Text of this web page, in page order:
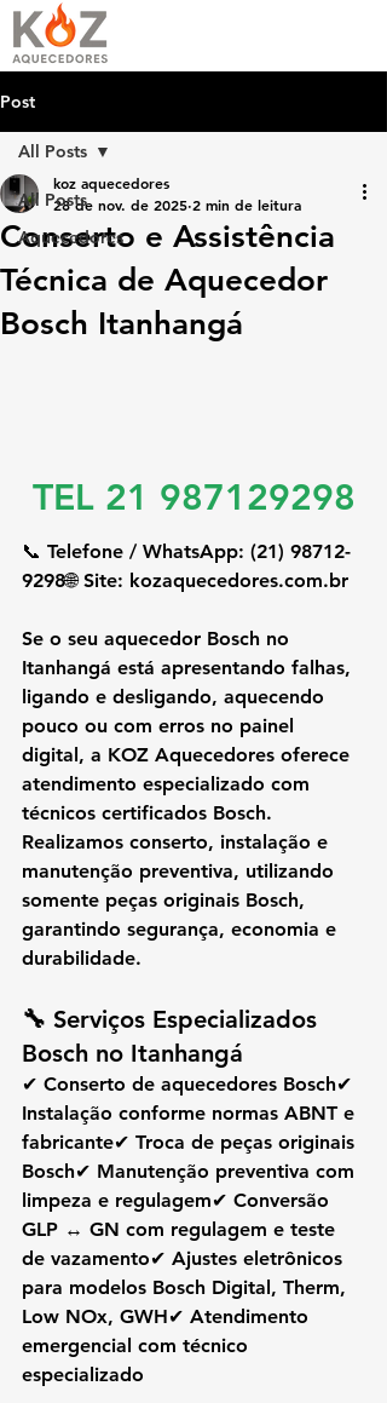
Post
All Posts
Aquecedores
All Posts
Conserto e Assistência
Técnica de Aquecedor
Bosch Itanhangá
koz aquecedores
28 de nov. de 2025 2 min de leitura
TEL 21 987129298
📞 Telefone / WhatsApp: (21) 98712-
9298🌐 Site: kozaquecedores.com.br
Se o seu aquecedor Bosch no
Itanhangá está apresentando falhas,
ligando e desligando, aquecendo
pouco ou com erros no painel
digital, a KOZ Aquecedores oferece
atendimento especializado com
técnicos certificados Bosch.
Realizamos conserto, instalação e
manutenção preventiva, utilizando
somente peças originais Bosch,
garantindo segurança, economia e
durabilidade.
🔧 Serviços Especializados
Bosch no Itanhangá
✔ Conserto de aquecedores Bosch✔
Instalação conforme normas ABNT e
fabricante✔ Troca de peças originais
Bosch✔ Manutenção preventiva com
limpeza e regulagem✔ Conversão
GLP ↔ GN com regulagem e teste
de vazamento✔ Ajustes eletrônicos
para modelos Bosch Digital, Therm,
Low NOx, GWH✔ Atendimento
emergencial com técnico
especializado